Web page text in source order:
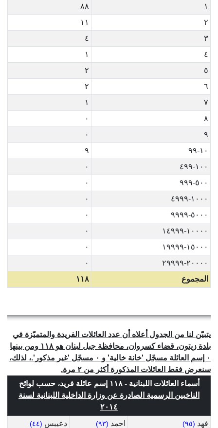
١
٨٨
٢
١١
٣
٤
٤
١
٥
٢
٦
٢
٧
١
٨
٠
٩
٠
١٠-٩٩
٩
١٠٠-٤٩٩
٠
٥٠٠-٩٩٩
٠
١٠٠٠-٤٩٩٩
٠
٥٠٠٠-٩٩٩٩
٠
١٠٠٠٠-١٤٩٩٩
٠
١٥٠٠٠-١٩٩٩٩
٠
٢٠٠٠٠-٢٩٩٩٩
٠
المجموع
١١٨
يتبيّن لنا من الجدول أعلاه أن عدد العائلات الفريدة والمتميّزة في
بلدة زيتون، قضاء كسروان، محافظة جبل لبنان هو ١١٨ ومن بينها
٠ إسم العائلة مسجّل 'خانة خالية' و ٠ مسجّل 'غير مذكور'.، لذلك،
سنعرض فقط العائلات المذكورة أكثر من ٢ مرة.
أسماء العائلات اللبنانية - ١١٨ إسم عائلة فريد، حسب
لوائح
الناخبين الرسمية الصادرة عن وزارة الداخلية اللبنانية لسنة
٢٠١٤
فهد (٩٥) احمد (٩٣) دعيبس (٤٤)